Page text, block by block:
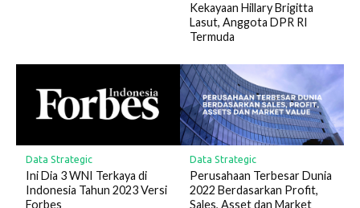
Kekayaan Hillary Brigitta
Lasut, Anggota DPR RI
Termuda
Data Strategic
Ini Dia 3 WNI Terkaya di
Indonesia Tahun 2023 Versi
Forbes
Data Strategic
Perusahaan Terbesar Dunia
2022 Berdasarkan Profit,
Sales, Asset dan Market